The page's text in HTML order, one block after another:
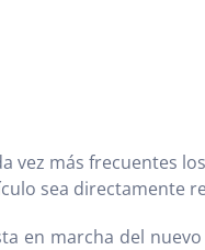
vez más frecuentes los
sea directamente
en marcha del